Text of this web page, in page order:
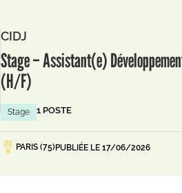
CIDJ
Stage – Assistant(e)
(H/F)
Stage 1 POSTE
PARIS (75) PUBLIÉE LE 17/06/2026